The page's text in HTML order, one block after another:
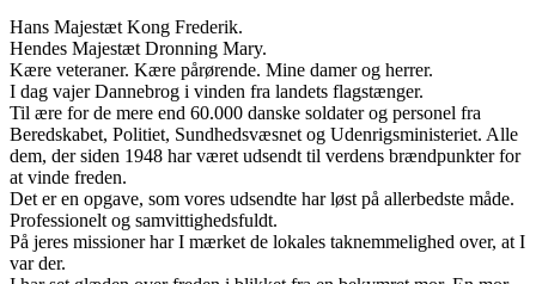
Hans Majestæt Kong Frederik.
Hendes Majestæt Dronning Mary.
Kære veteraner. Kære pårørende. Mine damer og herrer.
I dag vajer Dannebrog i vinden fra landets flagstænger.
Til ære for de mere end 60.000 danske soldater og personel fra
Beredskabet, Politiet, Sundhedsvæsnet og Udenrigsministeriet. Alle
dem, der siden 1948 har været udsendt til verdens brændpunkter for
at vinde freden.
Det er en opgave, som vores udsendte har løst på allerbedste måde.
Professionelt og samvittighedsfuldt.
På jeres missioner har I mærket de lokales taknemmelighed over, at I
var der.